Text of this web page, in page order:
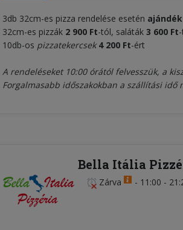
3db 32cm-es pizza rendelése esetén ajándék
32cm-es pizzák 2 900 Ft-tól, saláták 3 600 Ft
10db-os pizzatekercsek 4 200 Ft-ért
A rendeléseket 10:00 órától felvesszük, a
Forgalmasabb időszakokban a szállítási idő
Bella Itália
Zárva - 11:00 -